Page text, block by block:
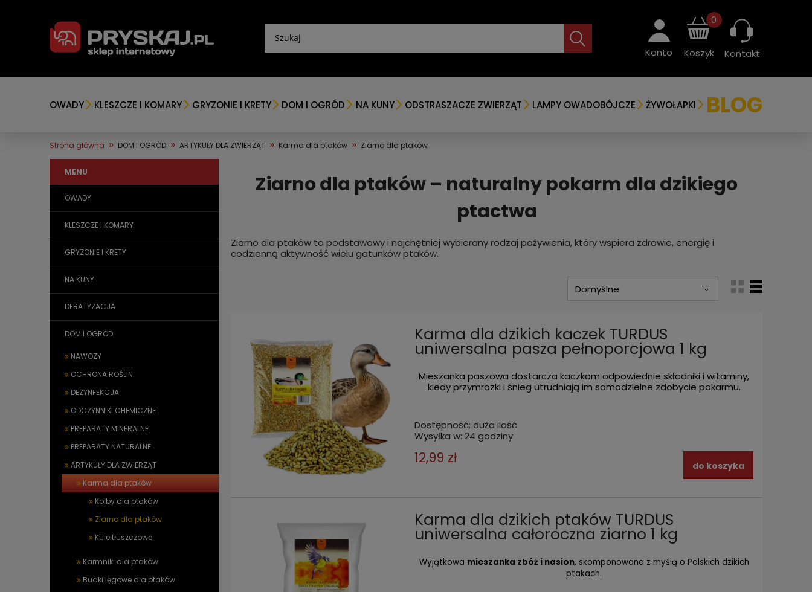
Konto Koszyk
0
Kontakt
OWADY KLESZCZE I KOMARY GRYZONIE I KRETY DOM I OGRÓD NA KUNY ODSTRASZACZE ZWIERZĄT LAMPY OWADOBÓJCZE ŻYWOŁAPKI BLOG
Strona główna » DOM I OGRÓD » ARTYKUŁY DLA ZWIERZĄT » Karma dla ptaków » Ziarno dla ptaków
MENU
OWADY
KLESZCZE I KOMARY
GRYZONIE I KRETY
NA KUNY
DERATYZACJA
DOM I OGRÓD
NAWOZY
OCHRONA ROŚLIN
DEZYNFEKCJA
ODCZYNNIKI CHEMICZNE
PREPARATY MINERALNE
PREPARATY NATURALNE
ARTYKUŁY DLA ZWIERZĄT
Karma dla ptaków
Kolby dla ptaków
Ziarno dla ptaków
Kule tłuszczowe
Karmniki dla ptaków
Budki lęgowe dla ptaków
Ziarno dla ptaków – naturalny pokarm dla dzikiego
ptactwa
Ziarno dla ptaków to podstawowy i najchętniej wybierany rodzaj pożywienia, który wspiera zdrowie, energię i
codzienną aktywność wielu gatunków ptaków.
Karma dla dzikich kaczek TURDUS
uniwersalna pasza pełnoporcjowa 1 kg
Mieszanka paszowa dostarcza kaczkom odpowiednie składniki i witaminy,
kiedy przymrozki i śnieg utrudniają im samodzielne zdobycie pokarmu.
Dostępność: duża ilość
Wysyłka w: 24 godziny
12,99 zł do koszyka
Karma dla dzikich ptaków TURDUS
uniwersalna całoroczna ziarno 1 kg
Wyjątkowa mieszanka zbóż i nasion, skomponowana z myślą o Polskich dzikich
ptakach.